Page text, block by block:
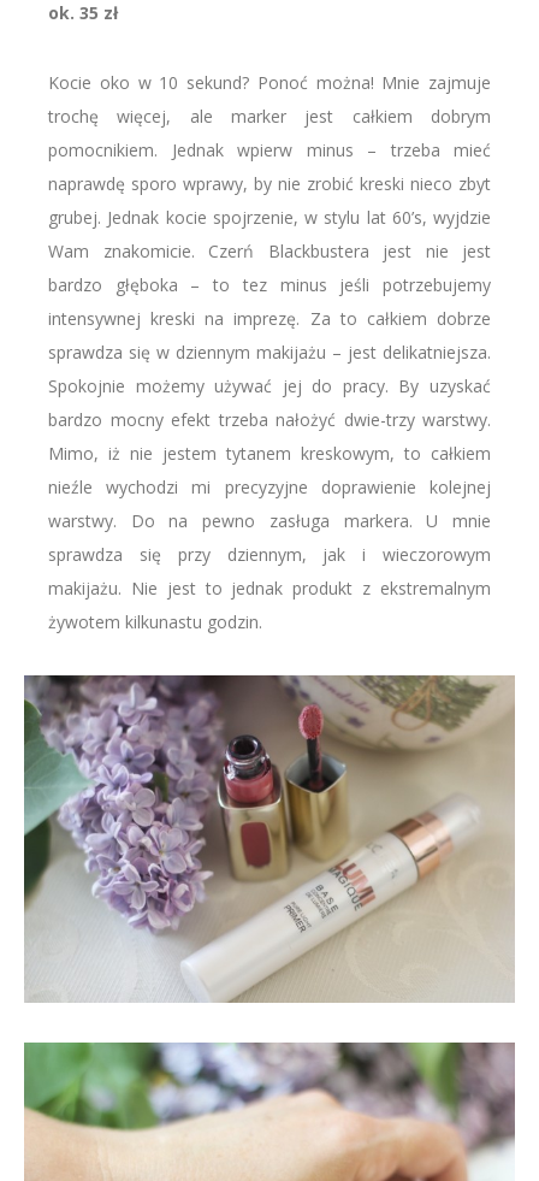
ok. 35 zł
Kocie oko w 10 sekund? Ponoć można! Mnie zajmuje
trochę więcej, ale marker jest całkiem dobrym
pomocnikiem. Jednak wpierw minus – trzeba mieć
naprawdę sporo wprawy, by nie zrobić kreski nieco zbyt
grubej. Jednak kocie spojrzenie, w stylu lat 60’s, wyjdzie
Wam znakomicie. Czerń Blackbustera jest nie jest
bardzo głęboka – to tez minus jeśli potrzebujemy
intensywnej kreski na imprezę. Za to całkiem dobrze
sprawdza się w dziennym makijażu – jest delikatniejsza.
Spokojnie możemy używać jej do pracy. By uzyskać
bardzo mocny efekt trzeba nałożyć dwie-trzy warstwy.
Mimo, iż nie jestem tytanem kreskowym, to całkiem
nieźle wychodzi mi precyzyjne doprawienie kolejnej
warstwy. Do na pewno zasługa markera. U mnie
sprawdza się przy dziennym, jak i wieczorowym
makijażu. Nie jest to jednak produkt z ekstremalnym
żywotem kilkunastu godzin.